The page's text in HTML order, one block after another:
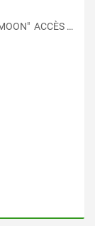
GTA RP : ? OUVERTURE DU SERVEUR RP "FIVEMOON"  ACCÈS LIBRE ?